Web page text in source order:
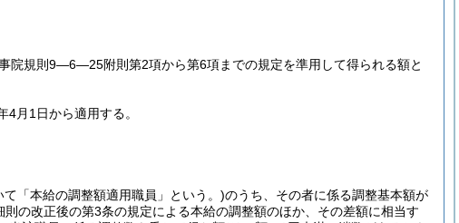
院規則9―6―25附則第2項から第6項までの規定を準用して得られる額と
月1日から適用する。
て「本給の調整額適用職員」という。)のうち、その者に係る調整基本額が
の改正後の第3条の規定による本給の調整額のほか、その差額に相当す